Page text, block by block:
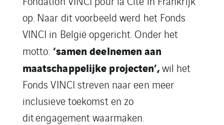
op. Naar dit voorbeeld werd het Fonds
VINCI in België opgericht. Onder het
motto: ‘samendeelnemen aan
maatschappelijke projecten’,wil het
Fonds VINCI streven naareen meer
inclusieve toekomst en zo
ditengagement waarmaken.